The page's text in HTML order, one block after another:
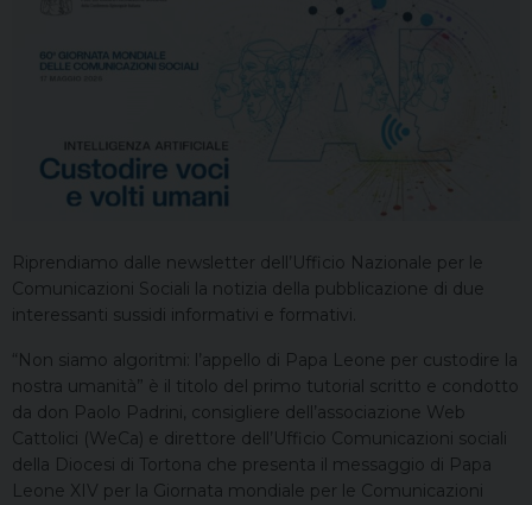
Riprendiamo dalle newsletter dell’Ufficio Nazionale per le
Comunicazioni Sociali la notizia della pubblicazione di due
interessanti sussidi informativi e formativi.
“Non siamo algoritmi: l’appello di Papa Leone per custodire la
nostra umanità” è il titolo del primo tutorial scritto e condotto
da don Paolo Padrini, consigliere dell’associazione Web
Cattolici (WeCa) e direttore dell’Ufficio Comunicazioni sociali
della Diocesi di Tortona che presenta il messaggio di Papa
Leone XIV per la Giornata mondiale per le Comunicazioni